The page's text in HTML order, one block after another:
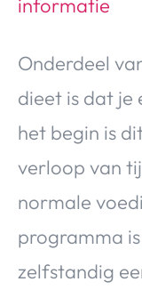
Onderdeel
dieet is dat je
het begin is
verloop van
normale
programma
zelfstandig